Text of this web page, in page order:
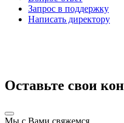
Запрос в поддержку
Написать директору
Оставьте свои